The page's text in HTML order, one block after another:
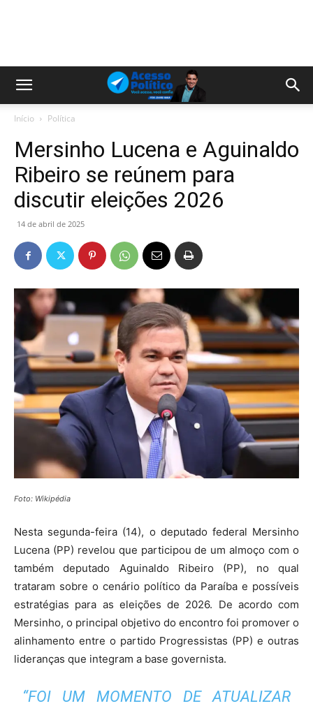
Início Política
Mersinho Lucena e Aguinaldo
Ribeiro se reúnem para
discutir eleições 2026
14 de abril de 2025
Foto: Wikipédia
Nesta segunda-feira (14), o deputado federal Mersinho
Lucena (PP) revelou que participou de um almoço com o
também deputado Aguinaldo Ribeiro (PP), no qual
trataram sobre o cenário político da Paraíba e possíveis
estratégias para as eleições de 2026. De acordo com
Mersinho, o principal objetivo do encontro foi promover o
alinhamento entre o partido Progressistas (PP) e outras
lideranças que integram a base governista.
“FOI UM MOMENTO DE ATUALIZAR